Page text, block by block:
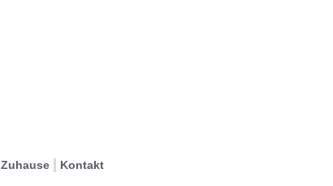
Zuhause Kontakt